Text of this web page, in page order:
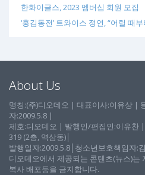
한화이글스, 2023 멤버십 회원 모집
‘홍김동전’ 트와이스 정연, “어릴 때
About Us
명칭:(주)디오데오 | 대표이사:이유상 |
자:2009.5.8 |
제호:디오데오 | 발행인/편집인:이유찬
319 (2층, 역삼동)│
발행일자:2009.5.8│청소년보호책임자:
디오데오에서 제공되는 콘텐츠(뉴스)는
복사 배포등을 금지합니다.